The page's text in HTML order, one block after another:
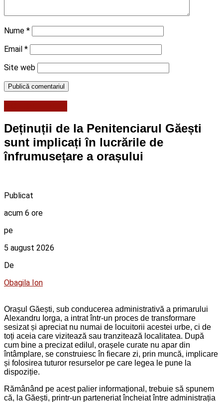
Nume *
Email *
Site web
Deținuții de la Penitenciarul Găești
sunt implicați în lucrările de
înfrumusețare a orașului
Publicat
acum 6 ore
pe
5 august 2026
De
Obagila Ion
Orașul Găești, sub conducerea administrativă a primarului
Alexandru Iorga, a intrat într-un proces de transformare
sesizat și apreciat nu numai de locuitorii acestei urbe, ci de
toți aceia care vizitează sau tranzitează localitatea. După
cum bine a precizat edilul, orașele curate nu apar din
întâmplare, se construiesc în fiecare zi, prin muncă, implicare
și folosirea tuturor resurselor pe care legea le pune la
dispoziție.
Rămânând pe acest palier informațional, trebuie să spunem
că, la Găești, printr-un parteneriat încheiat între administrația